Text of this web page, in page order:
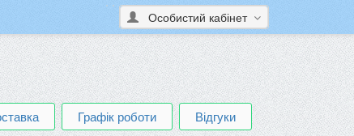
Особистий кабінет
Графік роботи Відгуки